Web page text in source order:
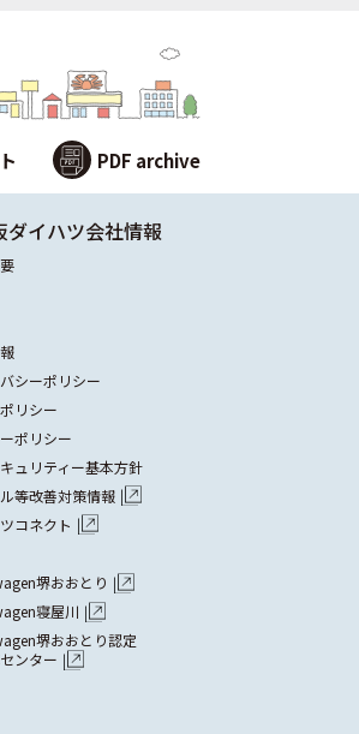
PDF archive
イハツ会社情報
シーポリシー
リシー
ポリシー
ュリティー基本方針
等改善対策情報
コネクト
堺おおとり
寝屋川
堺おおとり認定
ンター